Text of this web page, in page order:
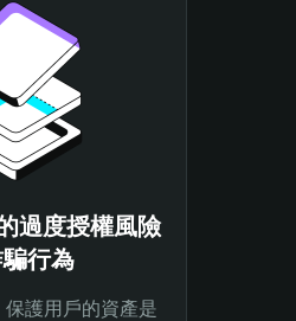
過度授權風險
行為
護用戶的資產是